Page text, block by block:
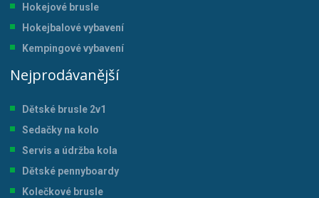
Hokejové brusle
Hokejbalové vybavení
Kempingové vybavení
Nejprodávanější
Dětské brusle 2v1
Sedačky na kolo
Servis a údržba kola
Dětské pennyboardy
Kolečkové brusle